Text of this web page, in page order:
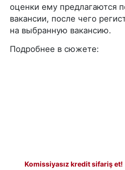
оценки ему предлагаются
вакансии, после чего
на выбранную вакансию.
Подробнее в сюжете:
Komissiyasız kredit sifariş et!